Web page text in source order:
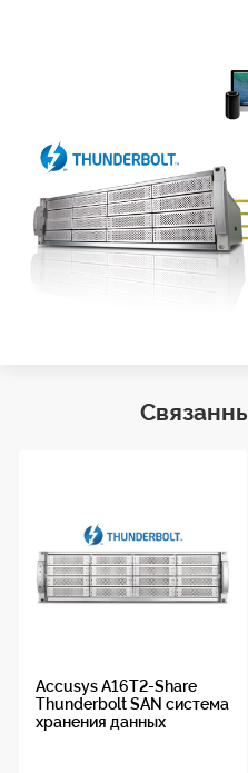
Accusys A16T2-Share
Thunderbolt SAN система
хранения данных